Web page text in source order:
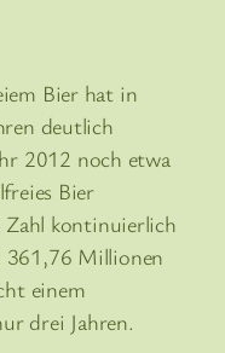
Bier hat in
deutlich
2012 noch etwa
Bier
Zahl kontinuierlich
361,76 Millionen
einem
drei Jahren.